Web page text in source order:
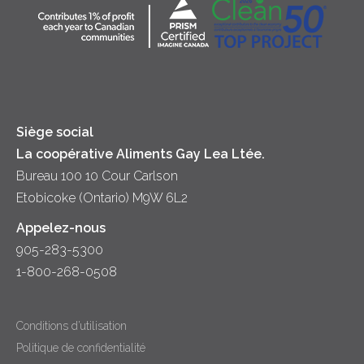
Crème sure
Location
Siège social
La coopérative Aliments Gay Lea Ltée.
Bureau 100 10 Cour Carlson
Etobicoke (Ontario) M9W 6L2
Appelez-nous
905-283-5300
1-800-268-0508
Conditions d’utilisation
Politique de confidentialité